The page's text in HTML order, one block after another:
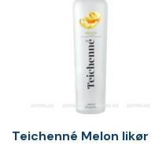
Teichenné Melon likør